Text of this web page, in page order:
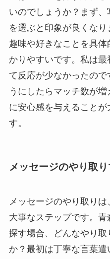
いのでしょうか？まず
を選ぶと印象が良くなり
趣味や好きなことを具
かりやすいです。私は
て反応が少なかったの
うにしたらマッチ数が
に安心感を与えることが
す。
メッセージのやり取
メッセージのやり取り
大事なステップです。
探す場合、どんなやり取
か？最初は丁寧な言葉